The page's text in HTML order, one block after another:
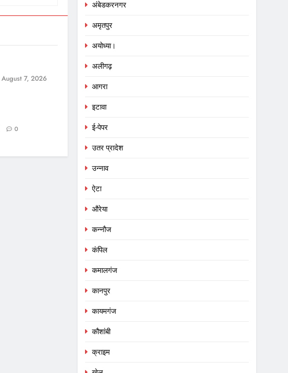
August 7, 2026
0
अंबेडकरनगर
अमृतपुर
अयोध्या।
अलीगढ़
आगरा
इटावा
ई-पेपर
उतर प्रादेश
उन्नाव
ऐटा
औरेया
कन्नौज
कंपिल
कमालगंज
कानपुर
कायमगंज
कौशांबी
क्राइम